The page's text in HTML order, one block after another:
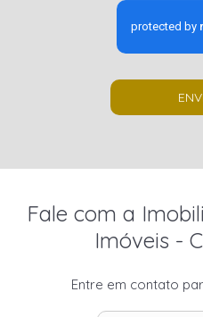
Fale com a
Imóveis -
Entre em contato